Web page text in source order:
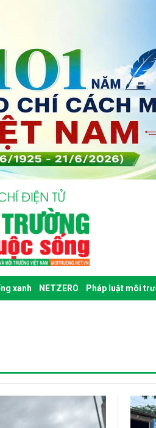
xanh NETZERO Pháp luật môi